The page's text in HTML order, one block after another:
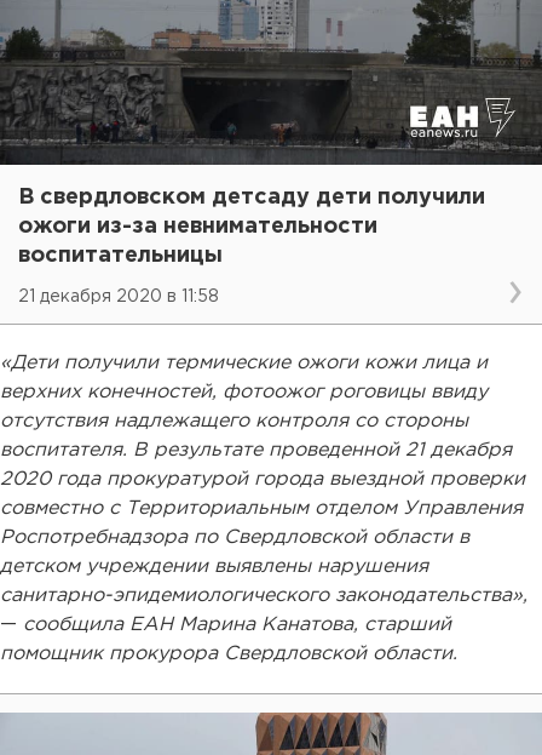
В свердловском детсаду дети получили
ожоги из-за невнимательности
воспитательницы
21 декабря 2020 в 11:58
«Дети получили термические ожоги кожи лица и
верхних конечностей, фотоожог роговицы ввиду
отсутствия надлежащего контроля со стороны
воспитателя. В результате проведенной 21 декабря
2020 года прокуратурой города выездной проверки
совместно с Территориальным отделом Управления
Роспотребнадзора по Свердловской области в
детском учреждении выявлены нарушения
санитарно-эпидемиологического законодательства»,
— сообщила ЕАН Марина Канатова, старший
помощник прокурора Свердловской области.